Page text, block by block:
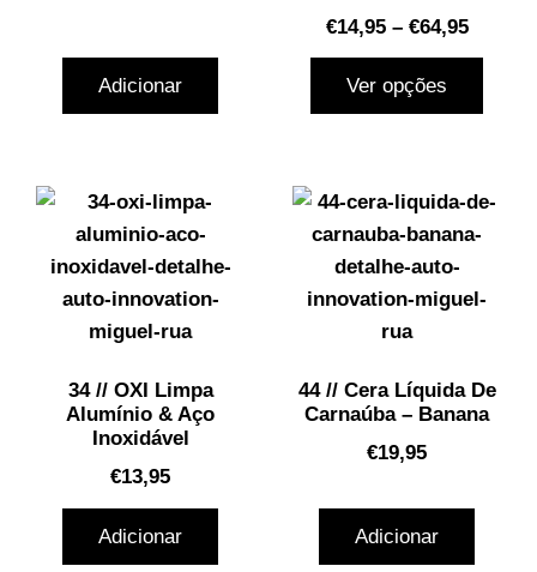
Adicionar
€14,95 – €64,95
Ver opções
34 // OXI Limpa
Alumínio & Aço
Inoxidável
€13,95
Adicionar
44 // Cera Líquida De
Carnaúba – Banana
€19,95
Adicionar